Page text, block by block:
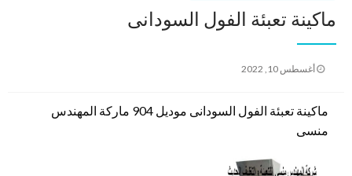
ماكينة تعبئة الفول السودانى
نُشر
أغسطس 10, 2022
ماكينة تعبئة الفول السودانى موديل 904 ماركة المهندس
منسى